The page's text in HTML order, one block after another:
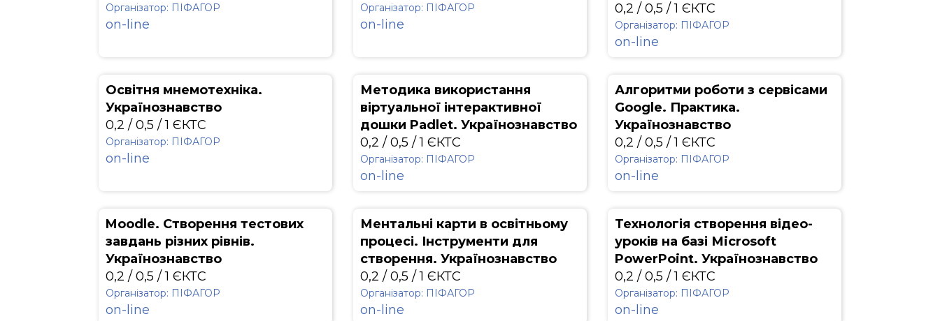
Організатор: ПІФАГОР
on-line
Організатор: ПІФАГОР
on-line
0,2 / 0,5 / 1 ЄКТС
Організатор: ПІФАГОР
on-line
Освітня мнемотехніка.
Українознавство
0,2 / 0,5 / 1 ЄКТС
Організатор: ПІФАГОР
on-line
Методика використання
віртуальної інтерактивної
дошки Padlet. Українознавство
0,2 / 0,5 / 1 ЄКТС
Організатор: ПІФАГОР
on-line
Алгоритми роботи з сервісами
Google. Практика.
Українознавство
0,2 / 0,5 / 1 ЄКТС
Організатор: ПІФАГОР
on-line
Moodle. Створення тестових
завдань різних рівнів.
Українознавство
0,2 / 0,5 / 1 ЄКТС
Організатор: ПІФАГОР
on-line
Ментальні карти в освітньому
процесі. Інструменти для
створення. Українознавство
0,2 / 0,5 / 1 ЄКТС
Організатор: ПІФАГОР
on-line
Технологія створення відео-
уроків на базі Мicrosoft
PowerPoint. Українознавство
0,2 / 0,5 / 1 ЄКТС
Організатор: ПІФАГОР
on-line